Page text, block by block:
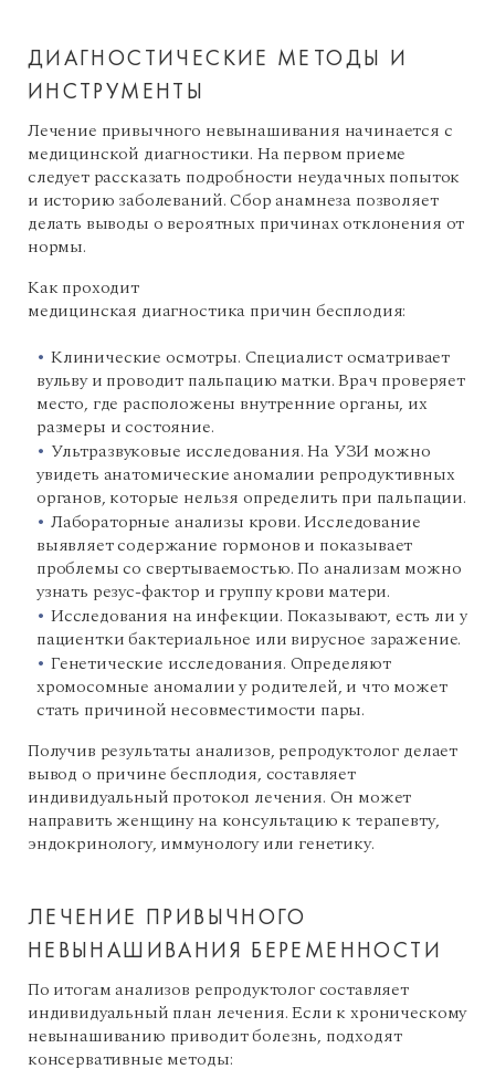
ДИАГНОСТИЧЕСКИЕ МЕТОДЫ И
ИНСТРУМЕНТЫ
Лечение привычного невынашивания начинается с
медицинской диагностики. На первом приеме
следует рассказать подробности неудачных попыток
и историю заболеваний. Сбор анамнеза позволяет
делать выводы о вероятных причинах отклонения от
нормы.
Как проходит
медицинская диагностика причин бесплодия:
Клинические осмотры. Специалист осматривает
вульву и проводит пальпацию матки. Врач проверяет
место, где расположены внутренние органы, их
размеры и состояние.
Ультразвуковые исследования. На УЗИ можно
увидеть анатомические аномалии репродуктивных
органов, которые нельзя определить при пальпации.
Лабораторные анализы крови. Исследование
выявляет содержание гормонов и показывает
проблемы со свертываемостью. По анализам можно
узнать резус-фактор и группу крови матери.
Исследования на инфекции. Показывают, есть ли у
пациентки бактериальное или вирусное заражение.
Генетические исследования. Определяют
хромосомные аномалии у родителей, и что может
стать причиной несовместимости пары.
Получив результаты анализов, репродуктолог делает
вывод о причине бесплодия, составляет
индивидуальный протокол лечения. Он может
направить женщину на консультацию к терапевту,
эндокринологу, иммунологу или генетику.
ЛЕЧЕНИЕ ПРИВЫЧНОГО
НЕВЫНАШИВАНИЯ БЕРЕМЕННОСТИ
По итогам анализов репродуктолог составляет
индивидуальный план лечения. Если к хроническому
невынашиванию приводит болезнь, подходят
консервативные методы: